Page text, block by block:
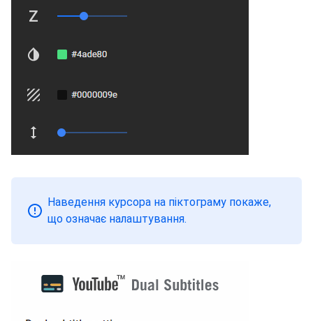
Наведення курсора на піктограму покаже,
що означає налаштування.